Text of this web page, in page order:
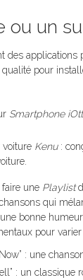
ou un
des
pour
Smartphone
voiture Kenu:
une Playlist
qui
bonne
pour
Now” : une
: un classique